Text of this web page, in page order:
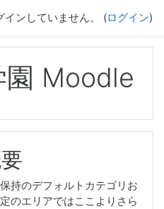
インしていません。 (ログイン)
園 Moodle
持のデフォルトカテゴリお
のエリアではここよりさら